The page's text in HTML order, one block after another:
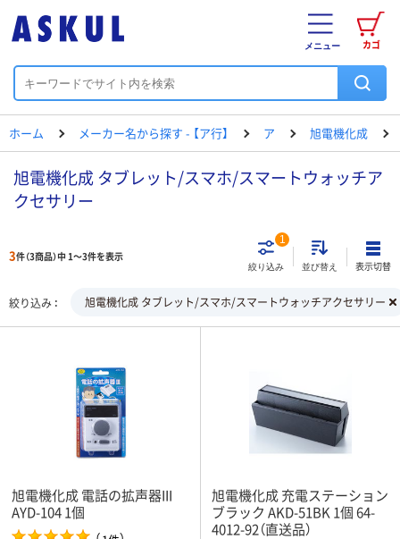
カゴ
メニュー
ホーム メーカー名から探す - 【ア行】 ア 旭電機化成
旭電機化成 タブレット/スマホ/スマートウォッチア
クセサリー
3件（3商品）中 1～3件を表示
絞り込み
1
並び替え 表示切替
絞り込み 旭電機化成 タブレット/スマホ/スマートウォッチアクセサリー
旭電機化成 電話の拡声器III
AYD-104 1個
旭電機化成 充電ステーション
ブラック AKD-51BK 1個 64-
4012-92（直送品）